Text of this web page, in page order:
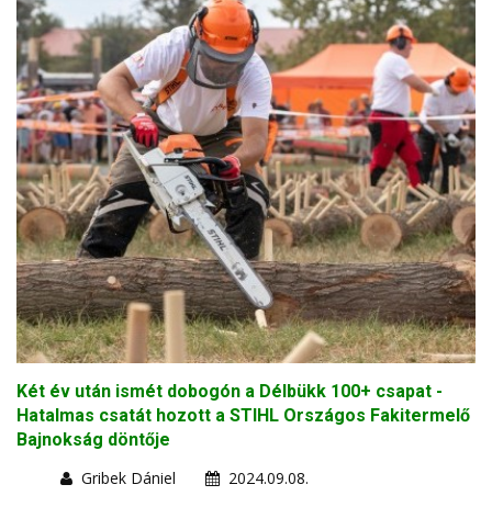
Két év után ismét dobogón a Délbükk 100+ csapat -
Hatalmas csatát hozott a STIHL Országos Fakitermelő
Bajnokság döntője
Gribek Dániel
2024.09.08.